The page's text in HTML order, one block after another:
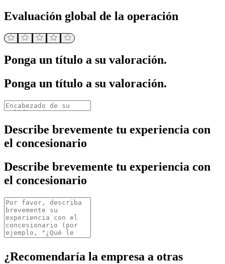
Evaluación global de la operación
Ponga un título a su valoración.
Ponga un título a su valoración.
Describe brevemente tu experiencia con
el concesionario
Describe brevemente tu experiencia con
el concesionario
¿Recomendaría la empresa a otras